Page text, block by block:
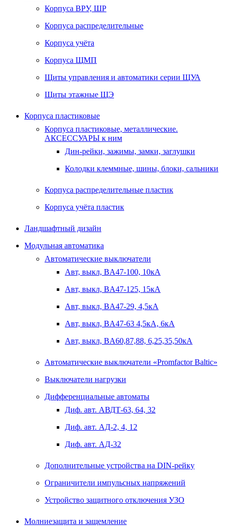
Корпуса ВРУ, ШР
Корпуса распределительные
Корпуса учёта
Корпуса ЩМП
Щиты управления и автоматики серии ЩУА
Щиты этажные ЩЭ
Корпуса пластиковые
Корпуса пластиковые, металлические.
АКСЕССУАРЫ к ним
Дин-рейки, зажимы, замки, заглушки
Колодки клеммные, шины, блоки, сальники
Корпуса распределительные пластик
Корпуса учёта пластик
Ландшафтный дизайн
Модульная автоматика
Автоматические выключатели
Авт, выкл, BA47-100, 10кА
Авт, выкл, BA47-125, 15кА
Авт, выкл, BA47-29, 4,5кА
Авт, выкл, BA47-63 4,5кА, 6кА
Авт, выкл, BA60,87,88, 6,25,35,50кА
Автоматические выключатели «Promfactor Baltic»
Выключатели нагрузки
Дифференциальные автоматы
Диф. авт. АВДТ-63, 64, 32
Диф. авт. АД-2, 4, 12
Диф. авт. АД-32
Дополнительные устройства на DIN-рейку
Ограничители импульсных напряжений
Устройство защитного отключения УЗО
Молниезащита и защемление